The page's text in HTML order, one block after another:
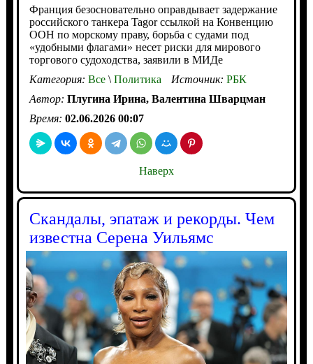
Франция безосновательно оправдывает задержание
российского танкера Tagor ссылкой на Конвенцию
ООН по морскому праву, борьба с судами под
«удобными флагами» несет риски для мирового
торгового судоходства, заявили в МИДе
Категория: Все\Политика Источник: РБК
Автор: Плугина Ирина, Валентина Шварцман
Время: 02.06.2026 00:07
Наверх
Скандалы, эпатаж и рекорды. Чем
известна Серена Уильямс